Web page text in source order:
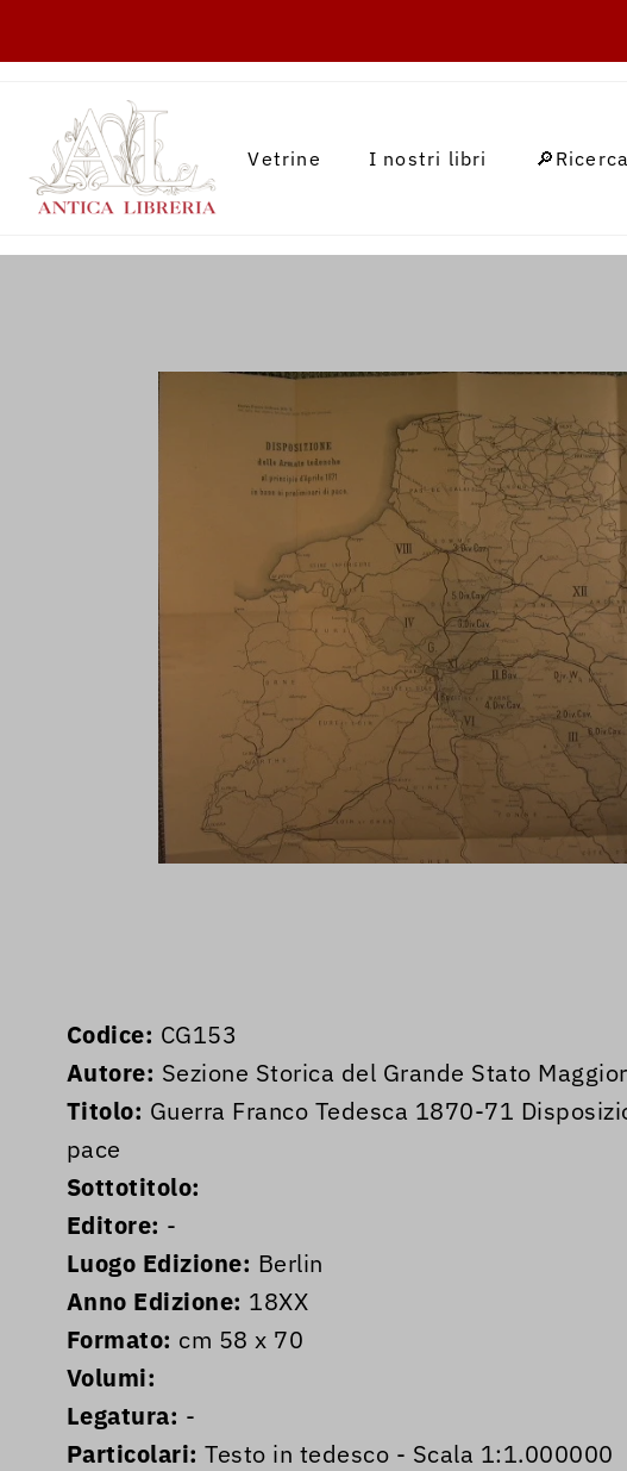
TRANSLATION MISSING:
Vetrine I nostri libri
Codice: CG153
Autore: Sezione Storica del Grande Stato
Titolo: Guerra Franco Tedesca 1870-71
pace
Sottotitolo:
Editore: -
Luogo Edizione: Berlin
Anno Edizione: 18XX
Formato: cm 58 x 70
Volumi:
Legatura: -
Particolari: Testo in tedesco - Scala 1:1.000000